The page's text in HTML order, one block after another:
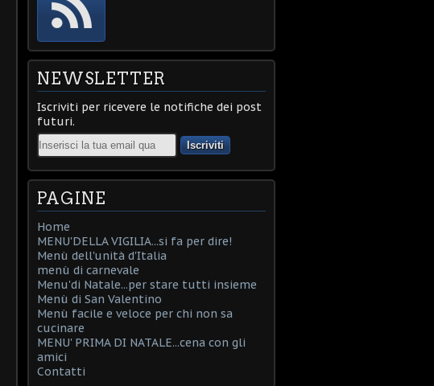
NEWSLETTER
Iscriviti per ricevere le notifiche dei post
futuri.
Email
PAGINE
Home
MENU'DELLA VIGILIA...si fa per dire!
Menù dell'unità d'Italia
menù di carnevale
Menu'di Natale...per stare tutti insieme
Menù di San Valentino
Menù facile e veloce per chi non sa
cucinare
MENU' PRIMA DI NATALE...cena con gli
amici
Contatti